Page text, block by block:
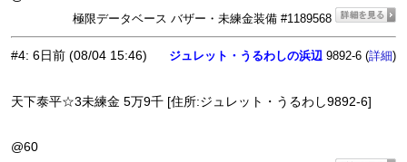
極限データベース バザー・未練金装備 #1189568
#4: 6日前 (08/04 15:46) ジュレット・うるわしの浜辺 9892-6 (詳細)
天下泰平☆3未練金 5万9千 [住所:ジュレット・うるわし9892-6]
@60